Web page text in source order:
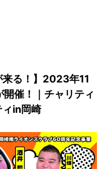
来る！】2023年11
催！｜チャリティ
ィin岡崎